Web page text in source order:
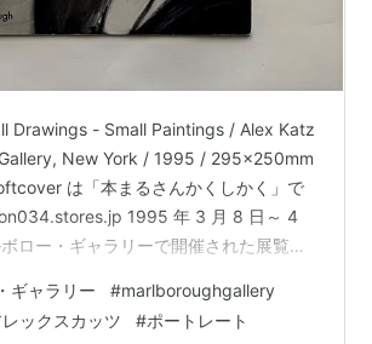
Drawings - Small Paintings / Alex Katz
New York / 1995 / 295x250mm
は「本まるさんかくしかく」で
1995 年 3 月 8 日～ 4
ロー・ギャラリーで開催された展覧会
ずか12ページ。カッツのポートレー
、角度をつけたり。行ったり来たりし
ギャラリー #marlboroughgallery
レックスカッツ #ポートレート